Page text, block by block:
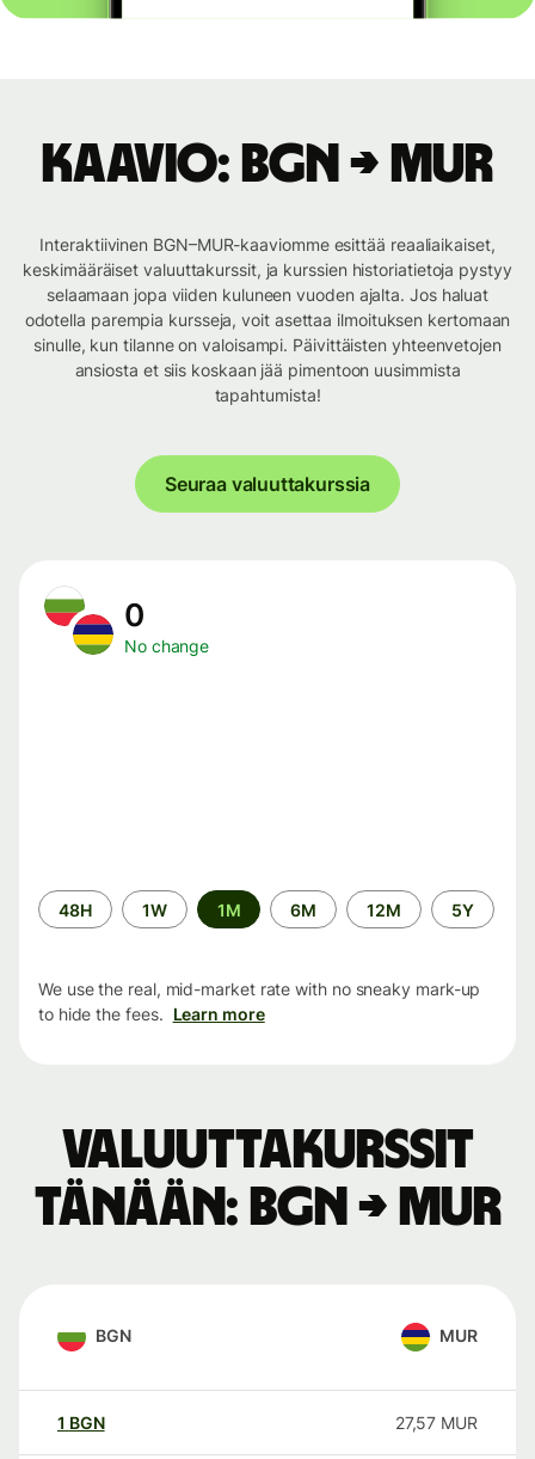
Kaavio: BGN → MUR
Interaktiivinen BGN–MUR-kaaviomme esittää reaaliaikaiset,
keskimääräiset valuuttakurssit, ja kurssien historiatietoja pystyy
selaamaan jopa viiden kuluneen vuoden ajalta. Jos haluat
odotella parempia kursseja, voit asettaa ilmoituksen kertomaan
sinulle, kun tilanne on valoisampi. Päivittäisten yhteenvetojen
ansiosta et siis koskaan jää pimentoon uusimmista
tapahtumista!
Seuraa valuuttakurssia
0
No change
Time
period
48H 1W 1M 6M 12M 5Y
We use the real, mid-market rate with no sneaky mark-up
to hide the fees. Learn more
Valuuttakurssit
tänään: BGN → MUR
BGN MUR
1 BGN 27,57 MUR